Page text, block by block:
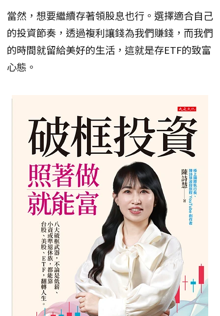
當然，想要繼續存著領股息也行。選擇適合自己
的投資節奏，透過複利讓錢為我們賺錢，而我們
的時間就留給美好的生活，這就是存ETF的致富
心態。